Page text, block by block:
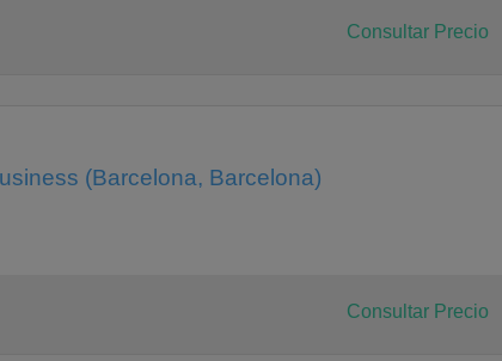
Consultar Precio
(Barcelona, Barcelona)
Consultar Precio